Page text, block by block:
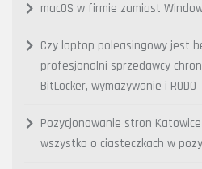
macOS w firmie zamiast
Czy laptop poleasingowy jest
profesjonalni sprzedawcy
BitLocker, wymazywanie i RODO
Pozycjonowanie stron
wszystko o ciasteczkach w